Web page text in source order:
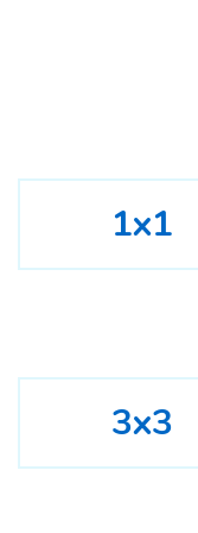
1x1
3x3